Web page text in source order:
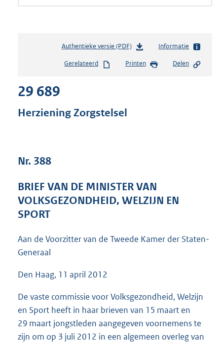
Authentieke versie (PDF)b
s
e
:
b
Informatie
Gerelateerd Printen Delen
29 689
Herziening Zorgstelsel
Nr. 388
BRIEF VAN DE MINISTER VAN
VOLKSGEZONDHEID, WELZIJN EN
SPORT
Aan de Voorzitter van de Tweede Kamer der Staten-
Generaal
Den Haag, 11 april 2012
De vaste commissie voor Volksgezondheid, Welzijn
en Sport heeft in haar brieven van 15 maart en
29 maart jongstleden aangegeven voornemens te
zijn om op 3 juli 2012 in een algemeen overleg van